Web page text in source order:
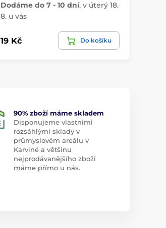
Dodáme do 7 - 10 dní, v úterý 18.
8. u vás
19 Kč Do košíku
90% zboží máme skladem
Disponujeme vlastními
rozsáhlými sklady v
průmyslovém areálu v
Karviné a většinu
nejprodávanějšího zboží
máme přímo u nás.